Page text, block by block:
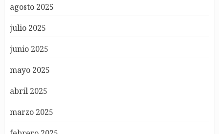
agosto 2025
julio 2025
junio 2025
mayo 2025
abril 2025
marzo 2025